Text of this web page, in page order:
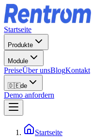
Startseite
Produkte
Module
PreiseÜber unsBlogKontakt
🇩🇪de
Demo anfordern
Startseite